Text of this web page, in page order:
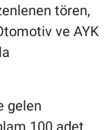
tören,
ve AYK
gelen
100 adet